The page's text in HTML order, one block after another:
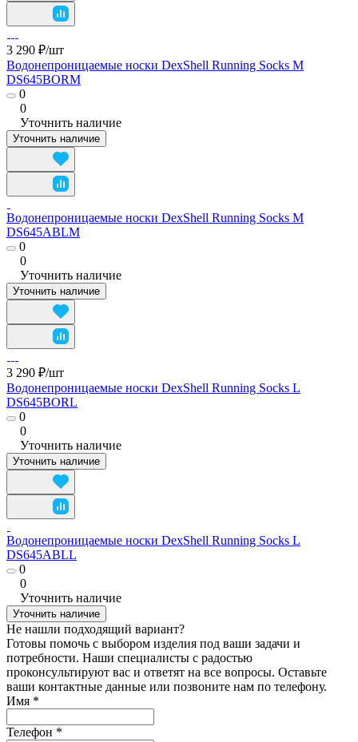
3 290 ₽/шт
Водонепроницаемые носки DexShell Running Socks M
DS645BORM
0
0
Уточнить наличие
Уточнить наличие
Водонепроницаемые носки DexShell Running Socks M
DS645ABLM
0
0
Уточнить наличие
Уточнить наличие
3 290 ₽/шт
Водонепроницаемые носки DexShell Running Socks L
DS645BORL
0
0
Уточнить наличие
Уточнить наличие
Водонепроницаемые носки DexShell Running Socks L
DS645ABLL
0
0
Уточнить наличие
Уточнить наличие
Не нашли подходящий вариант?
Готовы помочь с выбором изделия под ваши задачи и
потребности. Наши специалисты с радостью
проконсультируют вас и ответят на все вопросы. Оставьте
ваши контактные данные или позвоните нам по телефону.
Имя *
Телефон *